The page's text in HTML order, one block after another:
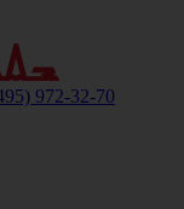
972-32-70